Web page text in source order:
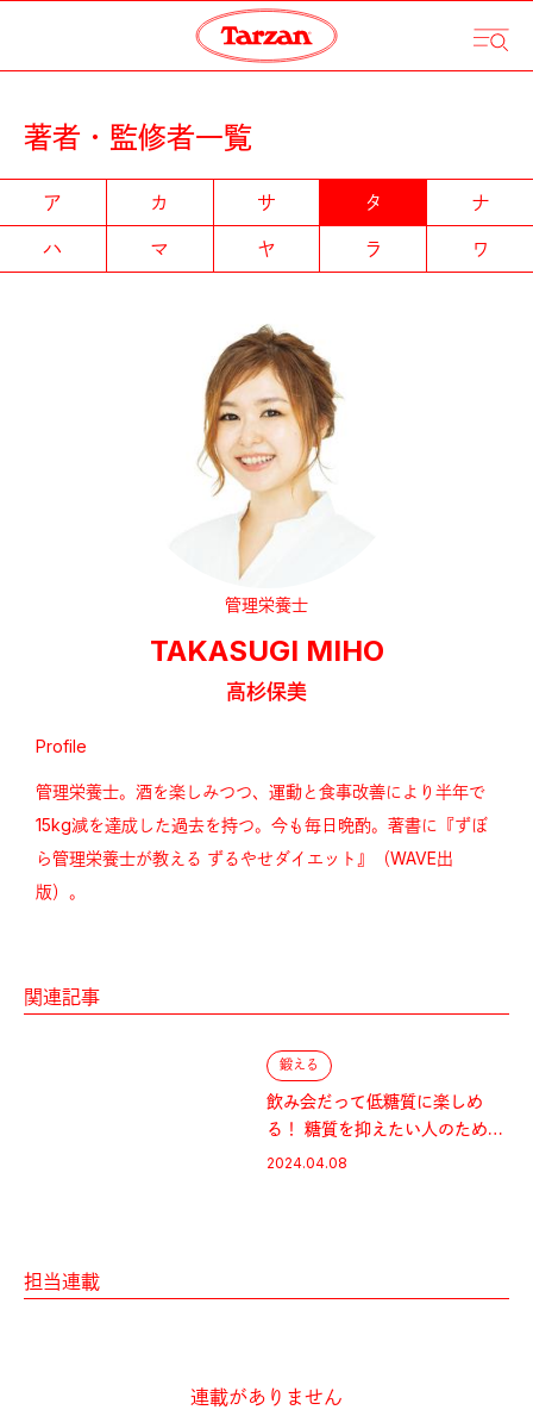
著者・監修者一覧
ア カ サ タ
ナ
ハ
マ ヤ ラ ワ
管理栄養士
TAKASUGI MIHO
高杉保美
Profile
管理栄養士。酒を楽しみつつ、運動と食事改善により半年で
15kg減を達成した過去を持つ。今も毎日晩酌。著書に『ずぼ
ら管理栄養士が教える ずるやせダイエット』（WAVE出
版）。
関連記事
鍛える
飲み会だって低糖質に楽しめ
る！ 糖質を抑えたい人のための
酒席の工夫
2024.04.08
担当連載
連載がありません